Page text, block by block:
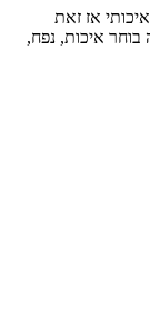
אז זאת
איכות, נפח,